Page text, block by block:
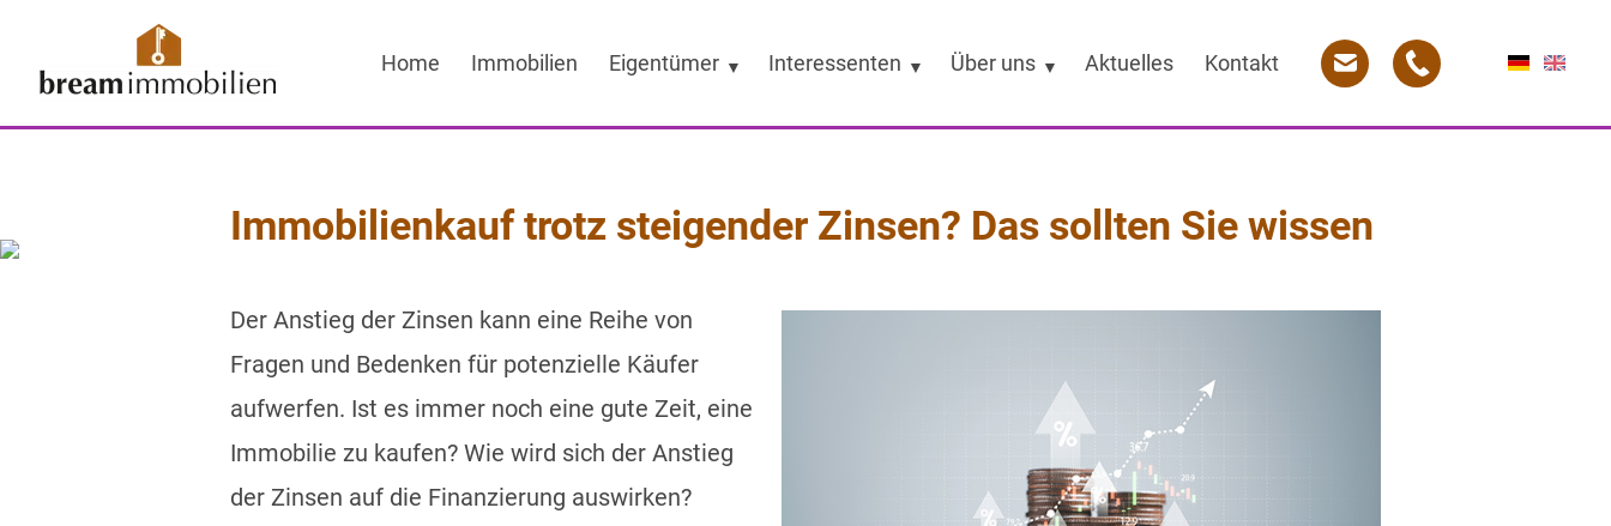
Inhalt
Home Immobilien Eigentümer Interessenten Über uns Aktuelles Kontakt
Immobilienkauf trotz steigender Zinsen? Das sollten Sie wissen
Der Anstieg der Zinsen kann eine Reihe von
Fragen und Bedenken für potenzielle Käufer
aufwerfen. Ist es immer noch eine gute Zeit, eine
Immobilie zu kaufen? Wie wird sich der Anstieg
der Zinsen auf die Finanzierung auswirken?